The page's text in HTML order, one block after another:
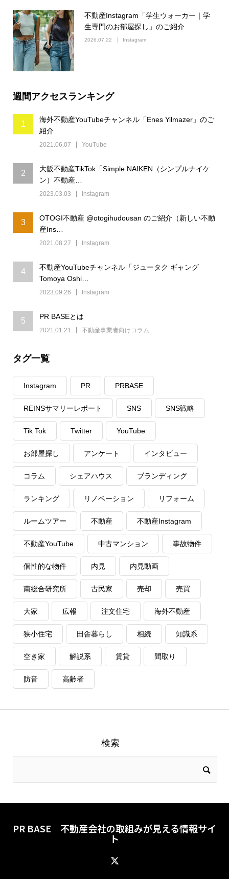
不動産Instagram「学生ウォーカー｜学
生専門のお部屋探し」のご紹介
2026.07.22 Instagram
週間アクセスランキング
1
海外不動産YouTubeチャンネル「Enes Yilmazer」のご
紹介
2021.06.07 YouTube
2
大阪不動産TikTok「Simple NAIKEN（シンプルナイケ
ン）不動産…
2023.03.03 Instagram
3
OTOGI不動産 @otogihudousan のご紹介（新しい不動
産Ins…
2021.08.27 Instagram
4
不動産YouTubeチャンネル「ジュータク ギャング
Tomoya Oshi…
2023.09.26 Instagram
5 PR BASEとは
2021.01.21 不動産事業者向けコラム
タグ一覧
Instagram PR PRBASE
REINSサマリーレポート SNS SNS戦略
Tik Tok Twitter YouTube
お部屋探し アンケート インタビュー
コラム シェアハウス ブランディング
ランキング リノベーション リフォーム
ルームツアー 不動産 不動産Instagram
不動産YouTube 中古マンション 事故物件
個性的な物件 内見 内見動画
南総合研究所 古民家 売却 売買
大家 広報 注文住宅 海外不動産
狭小住宅 田舎暮らし 相続 知識系
空き家 解説系 賃貸 間取り
防音 高齢者
検索
PR BASE 不動産会社の取組みが見える情報サイ
ト